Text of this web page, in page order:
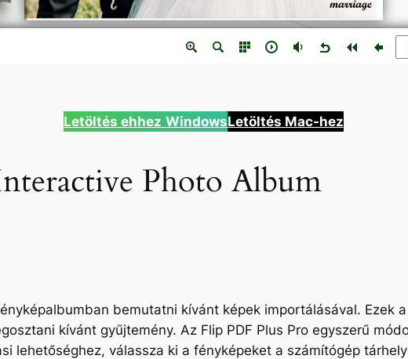
Letöltés ehhez WindowsLetöltés Mac-hez
Photo Album
bemutatni kívánt képek importálásával. Ezek
kívánt gyűjtemény. Az Flip PDF Plus Pro egyszerű
lehetőséghez, válassza ki a fényképeket a számítógép